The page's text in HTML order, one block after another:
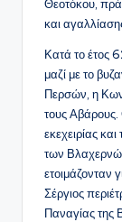
Θεοτόκου,
και
Κατά το έτος
μαζί με το
Περσών, η
τους
εκεχειρίας
των
ετοιμάζονταν
Σέργιος
Παναγίας της